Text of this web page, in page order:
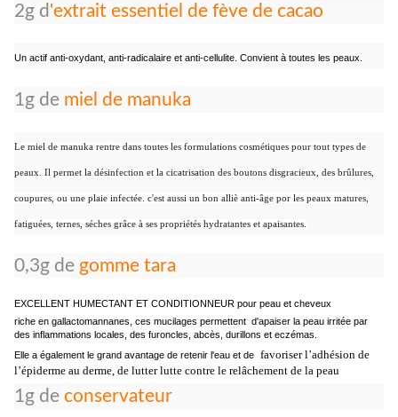
2g d'extrait essentiel de fève de cacao
Un actif anti-oxydant, anti-radicalaire et anti-cellulite. Convient à toutes les peaux.
1g de miel de manuka
Le miel de manuka rentre dans toutes les formulations cosmétiques pour tout types de
peaux. Il permet la désinfection et la cicatrisation des boutons disgracieux , des brûlures,
coupures, ou une plaie infectée. c'est aussi un bon alliè anti-âge por les peaux matures,
fatiguées, ternes, séches grâce à ses propriétés hydratantes et apaisantes.
0,3g de gomme tara
EXCELLENT HUMECTANT ET CONDITIONNEUR pour peau et cheveux
riche en gallactomannanes, ces mucilages permettent d'apaiser la peau irritée par
des inflammations locales, des furoncles, abcès, durillons et eczémas.
Elle a également le grand avantage de retenir l'eau et de favoriser l’adhésion de
l’épiderme au derme, de lutter lutte contre le relâchement de la peau
1g de conservateur